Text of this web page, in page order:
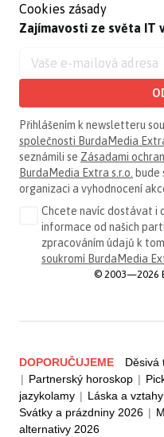
Cookies zásady
Zajímavosti ze světa IT
Přihlášením k newsletteru
společnosti BurdaMedia
seznámili se Zásadami
BurdaMedia Extra s.r.o. bude
organizaci a vyhodnocení
Chcete navíc dostávat i
informace od našich
zpracováním údajů k
soukromí BurdaMedia
© 2003—2026
DOPORUČUJEME Děsivá
| Partnerský horoskop |
jazykolamy | Láska a vztahy
Svátky a prázdniny 2026 |
alternativy 2026